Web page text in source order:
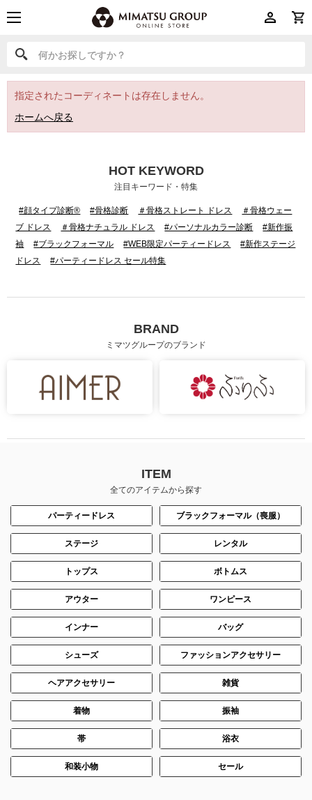
何かお探しですか？
何かお探しですか？
指定されたコーディネートは存在しません。
ホームへ戻る
HOT KEYWORD
注目キーワード・特集
#顔タイプ診断® #骨格診断 ＃骨格ストレート ドレス
＃骨格ウェー
ブ ドレス
＃骨格ナチュラル ドレス #パーソナルカラー診断
#新作振
袖
#ブラックフォーマル #WEB限定パーティードレス
#新作ステージ
ドレス
#パーティードレス セール特集
BRAND
ミマツグループのブランド
ITEM
全てのアイテムから探す
パーティードレス ブラックフォーマル（喪服）
ステージ レンタル
トップス ボトムス
アウター ワンピース
インナー バッグ
シューズ ファッションアクセサリー
ヘアアクセサリー 雑貨
着物 振袖
帯 浴衣
和装小物 セール